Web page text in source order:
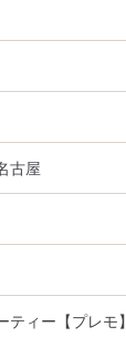
古屋
ィー【プレモ】